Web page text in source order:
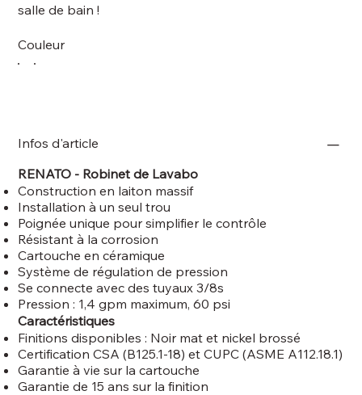
salle de bain !
Couleur
Infos d'article
RENATO - Robinet de Lavabo
Construction en laiton massif
Installation à un seul trou
Poignée unique pour simplifier le contrôle
Résistant à la corrosion
Cartouche en céramique
Système de régulation de pression
Se connecte avec des tuyaux 3/8s
Pression : 1,4 gpm maximum, 60 psi
Caractéristiques
Finitions disponibles : Noir mat et nickel brossé
Certification CSA (B125.1-18) et CUPC (ASME A112.18.1)
Garantie à vie sur la cartouche
Garantie de 15 ans sur la finition